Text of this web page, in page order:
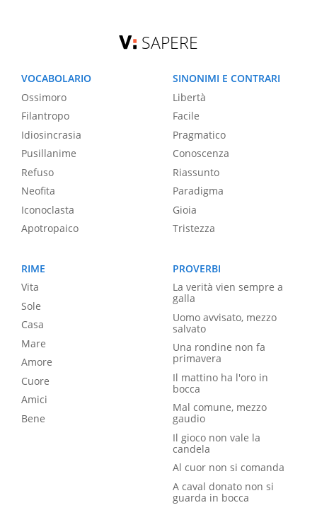
SAPERE
VOCABOLARIO
Ossimoro
Filantropo
Idiosincrasia
Pusillanime
Refuso
Neofita
Iconoclasta
Apotropaico
SINONIMI E CONTRARI
Libertà
Facile
Pragmatico
Conoscenza
Riassunto
Paradigma
Gioia
Tristezza
RIME
Vita
Sole
Casa
Mare
Amore
Cuore
Amici
Bene
PROVERBI
La verità vien sempre a
galla
Uomo avvisato, mezzo
salvato
Una rondine non fa
primavera
Il mattino ha l'oro in
bocca
Mal comune, mezzo
gaudio
Il gioco non vale la
candela
Al cuor non si comanda
A caval donato non si
guarda in bocca